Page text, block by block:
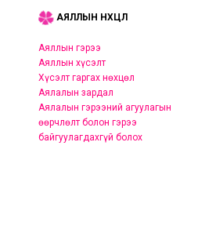
АЯЛЛЫН НӨХЦӨЛ
Аяллын гэрээ
Аяллын хүсэлт
Хүсэлт гаргах нөхцөл
Аялалын зардал
Аялалын гэрээний агуулагын
өөрчлөлт болон гэрээ
байгуулагдахгүй болох